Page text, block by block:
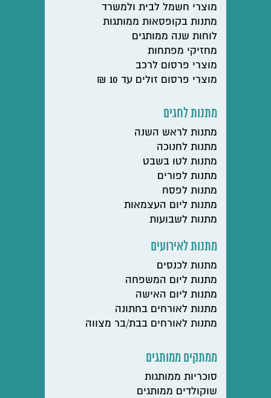
מוצרי חשמל לבית ולמשרד
מתנות בקופסאות ממותגות
לוחות שנה ממותגים
מחזיקי מפתחות
מוצרי פרסום לרכב
מוצרי פרסום זולים עד 10 ₪
מתנות לחגים
מתנות לראש השנה
מתנות לחנוכה
מתנות לטו בשבט
מתנות לפורים
מתנות לפסח
מתנות ליום העצמאות
מתנות לשבועות
מתנות לאירועים
מתנות לכנסים
מתנות ליום המשפחה
מתנות ליום האישה
מתנות לאורחים בחתונה
מתנות לאורחים בבת/בר מצווה
ממתקים ממותגים
סוכריות ממותגות
שוקולדים ממותגים